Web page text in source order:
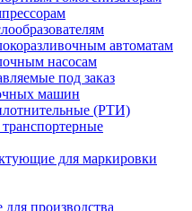
автоматам
насосам
под заказ
машин
(РТИ)
для маркировки
производства